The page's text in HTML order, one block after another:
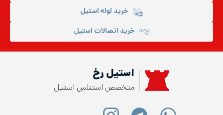
خرید لوله استیل
خرید اتصالات استیل
استیل رخ
متخصص استنلس استیل